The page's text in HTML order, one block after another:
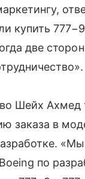
купить
две
Шейх
заказа в
по